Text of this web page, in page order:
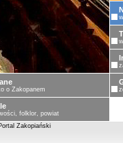
o Zakopanem
folklor, powiat
Zakopiański